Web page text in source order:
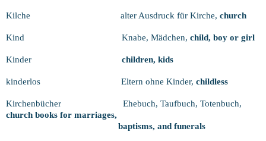
Kilche alter Ausdruck für Kirche, church
Kind Knabe, Mädchen, child, boy or girl
Kinder children, kids
kinderlos Eltern ohne Kinder, childless
Kirchenbücher
Ehebuch, Taufbuch, Totenbuch,
church books for marriages,
baptisms, and funerals